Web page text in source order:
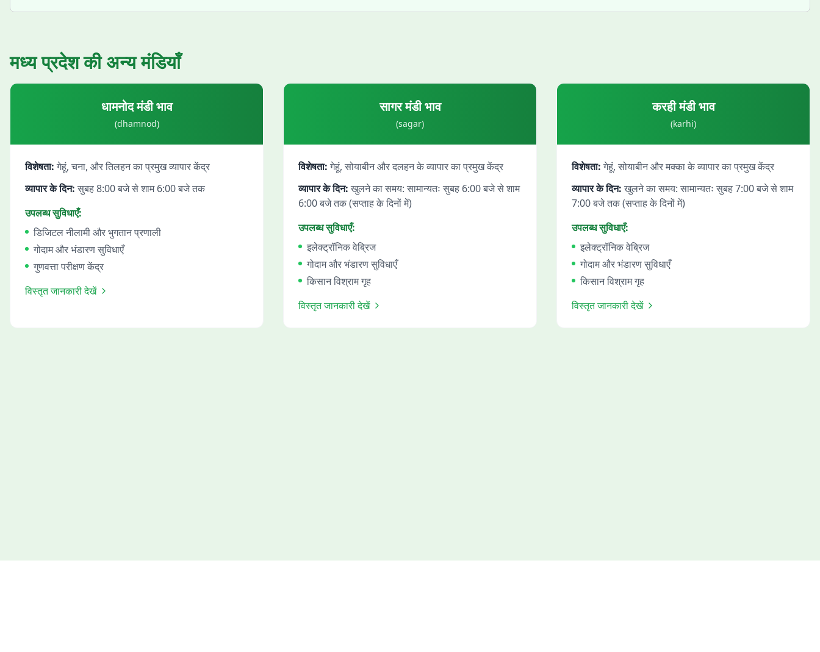
मध्य प्रदेशकी अन्य मंडियाँ
धामनोदमंडी भाव
(dhamnod)
विशेषता: गेहूं, चना, और तिलहन का प्रमुख व्यापार केंद्र
व्यापार के दिन: सुबह 8:00 बजे से शाम 6:00 बजे तक
उपलब्ध सुविधाएँ:
डिजिटल नीलामी और भुगतान प्रणाली
गोदाम और भंडारण सुविधाएँ
गुणवत्ता परीक्षण केंद्र
विस्तृत जानकारी देखें
सागरमंडी भाव
(sagar)
विशेषता: गेहूं, सोयाबीन और दलहन के व्यापार का प्रमुख केंद्र
व्यापार के दिन: खुलने का समय: सामान्यतः सुबह 6:00 बजे से शाम
6:00 बजे तक (सप्ताह के दिनों में)
उपलब्ध सुविधाएँ:
इलेक्ट्रॉनिक वेब्रिज
गोदाम और भंडारण सुविधाएँ
किसान विश्राम गृह
विस्तृत जानकारी देखें
करहीमंडी भाव
(karhi)
विशेषता: गेहूं, सोयाबीन और मक्का के व्यापार का प्रमुख केंद्र
व्यापार के दिन: खुलने का समय: सामान्यतः सुबह 7:00 बजे से शाम
7:00 बजे तक (सप्ताह के दिनों में)
उपलब्ध सुविधाएँ:
इलेक्ट्रॉनिक वेब्रिज
गोदाम और भंडारण सुविधाएँ
किसान विश्राम गृह
विस्तृत जानकारी देखें